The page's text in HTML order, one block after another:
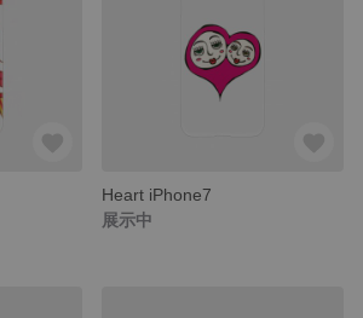
Heart iPhone7
展示中